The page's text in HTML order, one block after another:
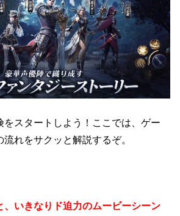
をスタートしよう！ここでは、ゲー
れをサクッと解説するぞ。
、いきなりド迫力のムービーシーン